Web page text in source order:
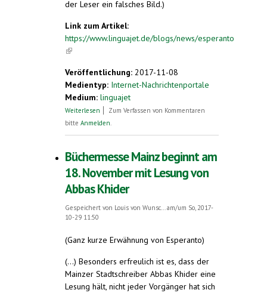
der Leser ein falsches Bild.)
Link zum Artikel:
https://www.linguajet.de/blogs/news/esperanto
(link is external)
Veröffentlichung: 2017-11-08
Medientyp: Internet-Nachrichtenportale
Medium: linguajet
Weiterlesen über Esperanto: Die Sprache der Zukunft
Zum Verfassen von Kommentaren
bitte Anmelden
Büchermesse Mainz beginnt am
18. November mit Lesung von
Abbas Khider
Gespeichert von Louis von Wunsc...am/um So, 2017-
10-29 11:50
(Ganz kurze Erwähnung von Esperanto)
(...) Besonders erfreulich ist es, dass der
Mainzer Stadtschreiber Abbas Khider eine
Lesung hält, nicht jeder Vorgänger hat sich